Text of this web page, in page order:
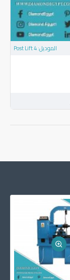
الموديل:4 Post Lift